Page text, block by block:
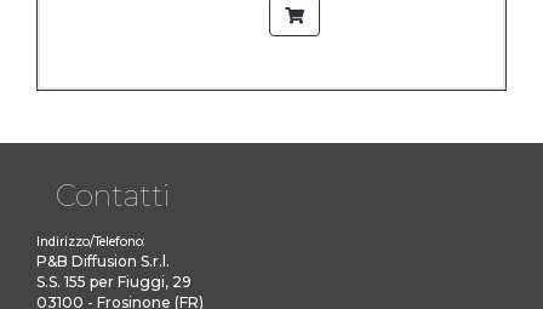
Contatti
Indirizzo/Telefono:
P&B Diffusion S.r.l.
S.S. 155 per Fiuggi, 29
03100 - Frosinone (FR)